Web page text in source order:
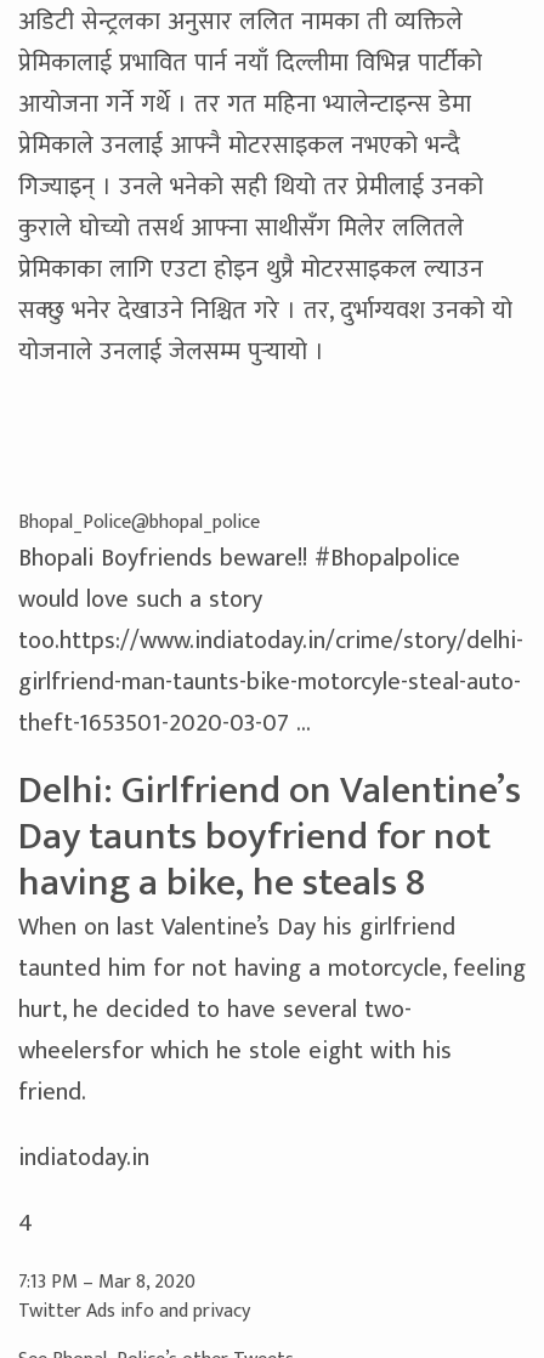
अडिटी सेन्ट्रलका अनुसार ललित नामका ती व्यक्तिले
प्रेमिकालाई प्रभावित पार्न नयाँ दिल्लीमा विभिन्न पार्टीको
आयोजना गर्ने गर्थे । तर गत महिना भ्यालेन्टाइन्स डेमा
प्रेमिकाले उनलाई आफ्नै मोटरसाइकल नभएको भन्दै
गिज्याइन् । उनले भनेको सही थियो तर प्रेमीलाई उनको
कुराले घोच्यो तसर्थ आफ्ना साथीसँग मिलेर ललितले
प्रेमिकाका लागि एउटा होइन थुप्रै मोटरसाइकल ल्याउन
सक्छु भनेर देखाउने निश्चित गरे । तर, दुर्भाग्यवश उनको यो
योजनाले उनलाई जेलसम्म पुर्‍यायो ।
Bhopal_Police@bhopal_police
Bhopali Boyfriends beware!! #Bhopalpolice
would love such a story
too.https://www.indiatoday.in/crime/story/delhi-
girlfriend-man-taunts-bike-motorcyle-steal-auto-
theft-1653501-2020-03-07 …
Delhi: Girlfriend on Valentine’s
Day taunts boyfriend for not
having a bike, he steals 8
When on last Valentine’s Day his girlfriend
taunted him for not having a motorcycle, feeling
hurt, he decided to have several two-
wheelersfor which he stole eight with his
friend.
indiatoday.in
4
7:13 PM – Mar 8, 2020
Twitter Ads info and privacy